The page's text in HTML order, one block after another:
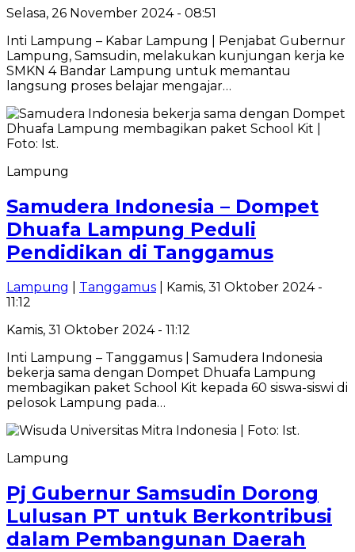
Selasa, 26 November 2024 - 08:51
Inti Lampung – Kabar Lampung | Penjabat Gubernur
Lampung, Samsudin, melakukan kunjungan kerja ke
SMKN 4 Bandar Lampung untuk memantau
langsung proses belajar mengajar…
Lampung
Samudera Indonesia – Dompet
Dhuafa Lampung Peduli
Pendidikan di Tanggamus
Lampung Tanggamus | Kamis, 31 Oktober 2024 -
11:12
Kamis, 31 Oktober 2024 - 11:12
Inti Lampung – Tanggamus | Samudera Indonesia
bekerja sama dengan Dompet Dhuafa Lampung
membagikan paket School Kit kepada 60 siswa-siswi di
pelosok Lampung pada…
Lampung
Pj Gubernur Samsudin Dorong
Lulusan PT untuk Berkontribusi
dalam Pembangunan Daerah